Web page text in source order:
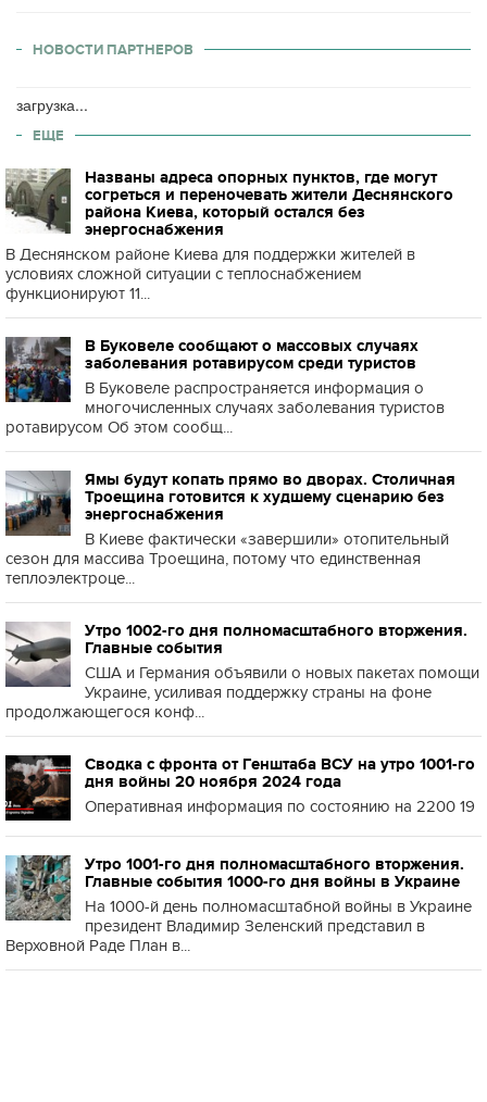
НОВОСТИ ПАРТНЕРОВ
загрузка...
ЕЩЕ
Названы адреса опорных пунктов, где могут
согреться и переночевать жители Деснянского
района Киева, который остался без
энергоснабжения
В Деснянском районе Киева для поддержки жителей в
условиях сложной ситуации с теплоснабжением
функционируют 11...
В Буковеле сообщают о массовых случаях
заболевания ротавирусом среди туристов
В Буковеле распространяется информация о
многочисленных случаях заболевания туристов
ротавирусом Об этом сообщ...
Ямы будут копать прямо во дворах. Столичная
Троещина готовится к худшему сценарию без
энергоснабжения
В Киеве фактически «завершили» отопительный
сезон для массива Троещина, потому что единственная
теплоэлектроце...
Утро 1002-го дня полномасштабного вторжения.
Главные события
США и Германия объявили о новых пакетах помощи
Украине, усиливая поддержку страны на фоне
продолжающегося конф...
Сводка с фронта от Генштаба ВСУ на утро 1001-го
дня войны 20 ноября 2024 года
Оперативная информация по состоянию на 2200 19
Утро 1001-го дня полномасштабного вторжения.
Главные события 1000-го дня войны в Украине
На 1000-й день полномасштабной войны в Украине
президент Владимир Зеленский представил в
Верховной Раде План в...